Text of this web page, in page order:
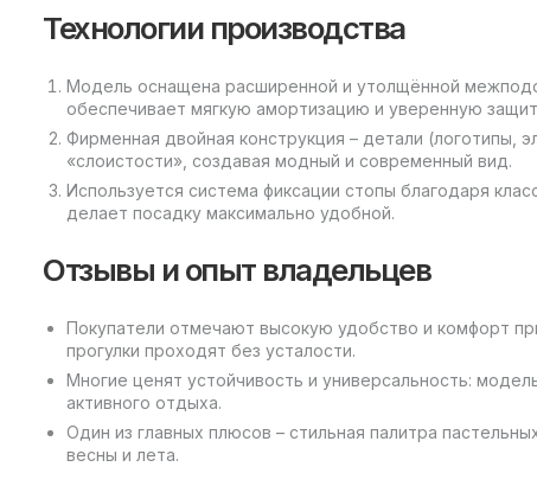
Технологии производства
Модель оснащена расширенной и утолщённой
обеспечивает мягкую амортизацию и уверенную
Фирменная двойная конструкция – детали (логотипы,
«слоистости», создавая модный и современный вид.
Используется система фиксации стопы благодаря
делает посадку максимально удобной.
Отзывы и опыт владельцев
Покупатели отмечают высокую удобство и комфорт
прогулки проходят без усталости.
Многие ценят устойчивость и универсальность:
активного отдыха.
Один из главных плюсов – стильная палитра
весны и лета.